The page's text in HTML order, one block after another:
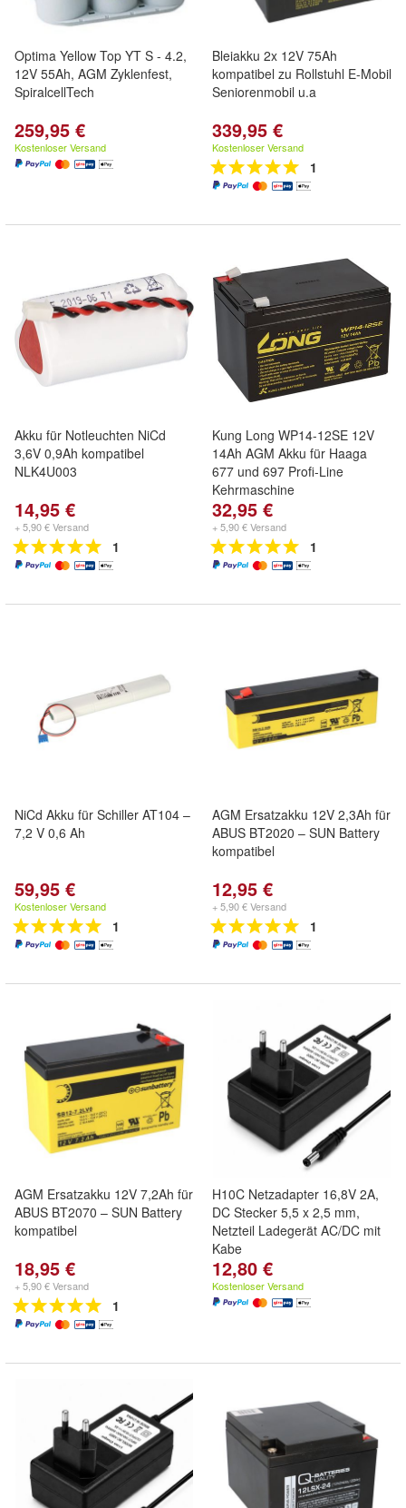
Optima Yellow Top YT S - 4.2,
12V 55Ah, AGM Zyklenfest,
SpiralcellTech
259,95 €
Kostenloser Versand
Bleiakku 2x 12V 75Ah
kompatibel zu Rollstuhl E-Mobil
Seniorenmobil u.a
339,95 €
Kostenloser Versand
1
Akku für Notleuchten NiCd
3,6V 0,9Ah kompatibel
NLK4U003
14,95 €
+ 5,90 € Versand
1
Kung Long WP14-12SE 12V
14Ah AGM Akku für Haaga
677 und 697 Profi-Line
Kehrmaschine
32,95 €
+ 5,90 € Versand
1
NiCd Akku für Schiller AT104 –
7,2 V 0,6 Ah
59,95 €
Kostenloser Versand
1
AGM Ersatzakku 12V 2,3Ah für
ABUS BT2020 – SUN Battery
kompatibel
12,95 €
+ 5,90 € Versand
1
AGM Ersatzakku 12V 7,2Ah für
ABUS BT2070 – SUN Battery
kompatibel
18,95 €
+ 5,90 € Versand
1
H10C Netzadapter 16,8V 2A,
DC Stecker 5,5 x 2,5 mm,
Netzteil Ladegerät AC/DC mit
Kabe
12,80 €
Kostenloser Versand